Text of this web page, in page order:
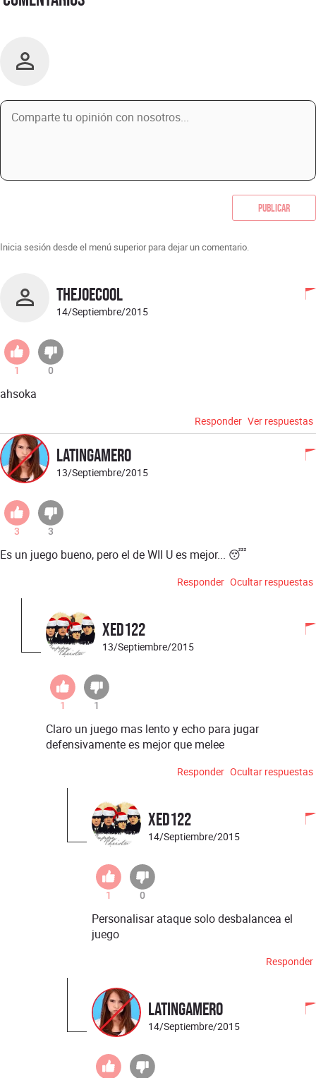
Publicar
Inicia sesión desde el menú superior para dejar un comentario.
TheJoeCool
14/Septiembre/2015
1 0
ahsoka
Responder Ver respuestas
Latingamer0
13/Septiembre/2015
3 3
Es un juego bueno, pero el de WII U es mejor... 😴
Responder Ocultar respuestas
xed122
13/Septiembre/2015
1 1
Claro un juego mas lento y echo para jugar
defensivamente es mejor que melee
Responder Ocultar respuestas
xed122
14/Septiembre/2015
1 0
Personalisar ataque solo desbalancea el
juego
Responder
Latingamer0
14/Septiembre/2015